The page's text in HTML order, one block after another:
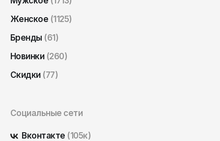
Женское (1125)
Бренды (61)
Новинки (260)
Скидки (77)
Социальные сети
Вконтакте (105к)
Оренбург
Пенза
Пермь
Петропавловск-Камчатский